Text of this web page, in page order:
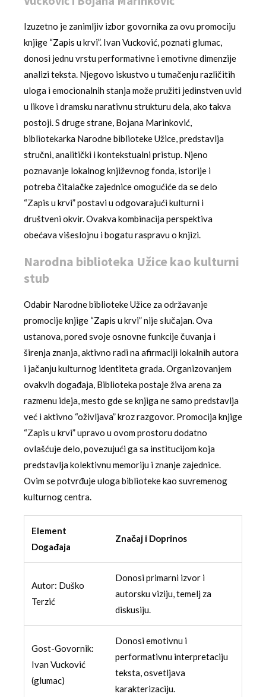
Izuzetno je zanimljiv izbor govornika za ovu promociju
knjige “Zapis u krvi”. Ivan Vucković, poznati glumac,
donosi jednu vrstu performativne i emotivne dimenzije
analizi teksta. Njegovo iskustvo u tumačenju različitih
uloga i emocionalnih stanja može pružiti jedinstven uvid
u likove i dramsku narativnu strukturu dela, ako takva
postoji. S druge strane, Bojana Marinković,
bibliotekarka Narodne biblioteke Užice, predstavlja
stručni, analitički i kontekstualni pristup. Njeno
poznavanje lokalnog književnog fonda, istorije i
potreba čitalačke zajednice omogućiće da se delo
“Zapis u krvi” postavi u odgovarajući kulturni i
društveni okvir. Ovakva kombinacija perspektiva
obećava višeslojnu i bogatu raspravu o knjizi.
Narodna biblioteka Užice kao kulturni
stub
Odabir Narodne biblioteke Užice za održavanje
promocije knjige “Zapis u krvi” nije slučajan. Ova
ustanova, pored svoje osnovne funkcije čuvanja i
širenja znanja, aktivno radi na afirmaciji lokalnih autora
i jačanju kulturnog identiteta grada. Organizovanjem
ovakvih događaja, Biblioteka postaje živa arena za
razmenu ideja, mesto gde se knjiga ne samo predstavlja
već i aktivno “oživljava” kroz razgovor. Promocija knjige
“Zapis u krvi” upravo u ovom prostoru dodatno
ovlašćuje delo, povezujući ga sa institucijom koja
predstavlja kolektivnu memoriju i znanje zajednice.
Ovim se potvrđuje uloga biblioteke kao suvremenog
kulturnog centra.
Element
Događaja
Značaj i Doprinos
Autor: Duško
Terzić
Donosi primarni izvor i
autorsku viziju, temelj za
diskusiju.
Gost-Govornik:
Ivan Vucković
(glumac)
Donosi emotivnu i
performativnu interpretaciju
teksta, osvetljava
karakterizaciju.